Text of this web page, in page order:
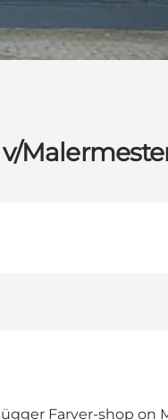
Farver-shop on